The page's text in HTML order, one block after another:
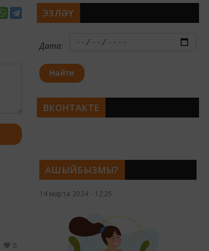
0
АШЫЙБЫЗМЫ?
14 марта 2024 - 12:25
ЭЗЛӘҮ
Дата:
Найти
ВКОНТАКТЕ